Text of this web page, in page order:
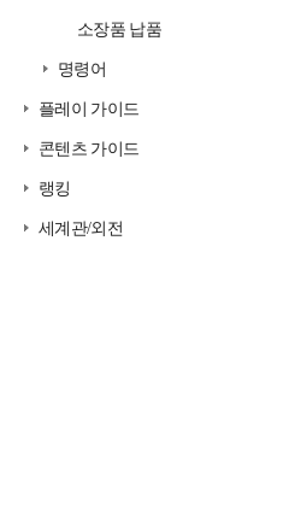
소장품 납품
명령어
플레이 가이드
콘텐츠 가이드
랭킹
세계관/외전